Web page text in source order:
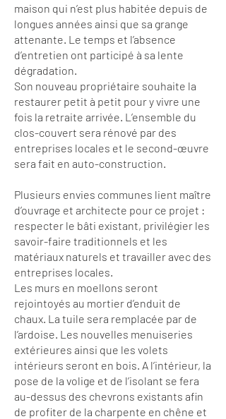
maison qui n’est plus habitée depuis de
longues années ainsi que sa grange
attenante. Le temps et l’absence
d’entretien ont participé à sa lente
dégradation.
Son nouveau propriétaire souhaite la
restaurer petit à petit pour y vivre une
fois la retraite arrivée. L’ensemble du
clos-couvert sera rénové par des
entreprises locales et le second-œuvre
sera fait en auto-construction.
Plusieurs envies communes lient maître
d’ouvrage et architecte pour ce projet :
respecter le bâti existant, privilégier les
savoir-faire traditionnels et les
matériaux naturels et travailler avec des
entreprises locales.
Les murs en moellons seront
rejointoyés au mortier d’enduit de
chaux. La tuile sera remplacée par de
l’ardoise. Les nouvelles menuiseries
extérieures ainsi que les volets
intérieurs seront en bois. A l’intérieur, la
pose de la volige et de l’isolant se fera
au-dessus des chevrons existants afin
de profiter de la charpente en chêne et